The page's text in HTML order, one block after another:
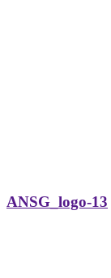
ANSG_logo-13